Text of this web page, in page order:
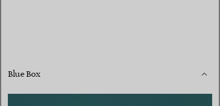
Blue Box